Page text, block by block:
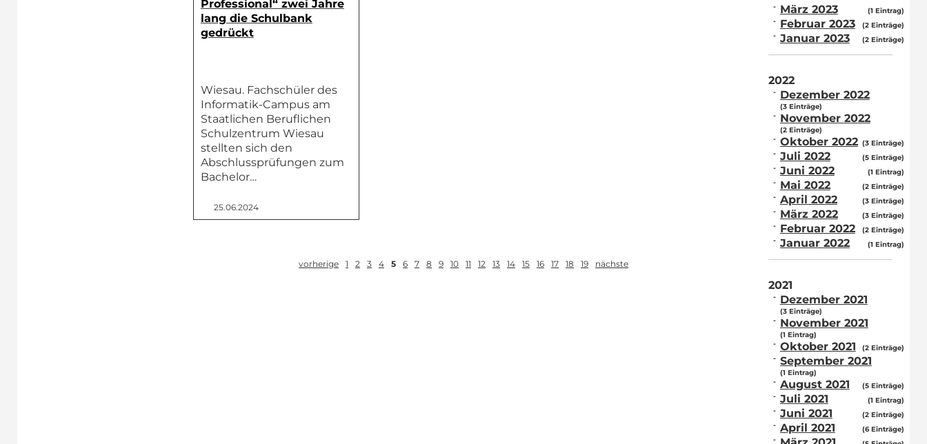
Professional“ zwei Jahre
lang die Schulbank
gedrückt
Wiesau. Fachschüler des
Informatik-Campus am
Staatlichen Beruflichen
Schulzentrum Wiesau
stellten sich den
Abschlussprüfungen zum
Bachelor…
25.06.2024
vorherige 1 2 3 4 5 6 7 8 9 10 11 12 13 14 15 16 17 18 19 nächste
März 2023 (1 Eintrag)
Februar 2023 (2 Einträge)
Januar 2023 (2 Einträge)
2022
Dezember 2022
(3 Einträge)
November 2022
(2 Einträge)
Oktober 2022 (3 Einträge)
Juli 2022 (5 Einträge)
Juni 2022 (1 Eintrag)
Mai 2022 (2 Einträge)
April 2022 (3 Einträge)
März 2022 (3 Einträge)
Februar 2022 (2 Einträge)
Januar 2022 (1 Eintrag)
2021
Dezember 2021
(3 Einträge)
November 2021
(1 Eintrag)
Oktober 2021 (2 Einträge)
September 2021
(1 Eintrag)
August 2021 (5 Einträge)
Juli 2021 (1 Eintrag)
Juni 2021 (2 Einträge)
April 2021 (6 Einträge)